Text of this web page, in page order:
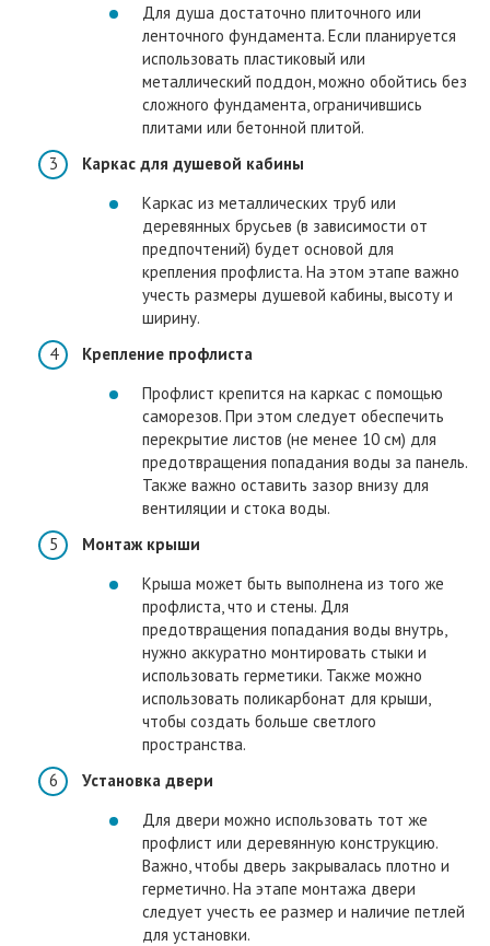
Для душа достаточно плиточного или
ленточного фундамента. Если планируется
использовать пластиковый или
металлический поддон, можно обойтись без
сложного фундамента, ограничившись
плитами или бетонной плитой.
Каркас для душевой кабины
Каркас из металлических труб или
деревянных брусьев (в зависимости от
предпочтений) будет основой для
крепления профлиста. На этом этапе важно
учесть размеры душевой кабины, высоту и
ширину.
Крепление профлиста
Профлист крепится на каркас с помощью
саморезов. При этом следует обеспечить
перекрытие листов (не менее 10 см) для
предотвращения попадания воды за панель.
Также важно оставить зазор внизу для
вентиляции и стока воды.
Монтаж крыши
Крыша может быть выполнена из того же
профлиста, что и стены. Для
предотвращения попадания воды внутрь,
нужно аккуратно монтировать стыки и
использовать герметики. Также можно
использовать поликарбонат для крыши,
чтобы создать больше светлого
пространства.
Установка двери
Для двери можно использовать тот же
профлист или деревянную конструкцию.
Важно, чтобы дверь закрывалась плотно и
герметично. На этапе монтажа двери
следует учесть ее размер и наличие петлей
для установки.